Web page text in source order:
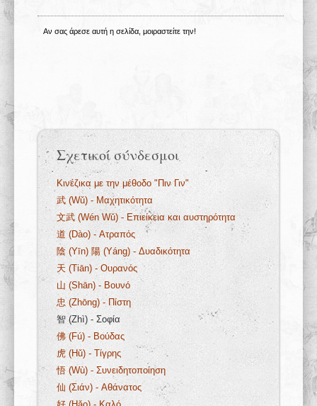
Αν σας άρεσε αυτή η σελίδα, μοιραστείτε την!
Σχετικοί σύνδεσμοι
Κινέζικα με την μέθοδο "Πιν Γιν"
武 (Wǔ) - Μαχητικότητα
文武 (Wén Wǔ) - Επιείκεια και αυστηρότητα
道 (Dào) - Ατραπός
陰 (Yīn) 陽 (Yáng) - Δυαδικότητα
天 (Tiān) - Ουρανός
山 (Shān) - Βουνό
忠 (Zhōng) - Πίστη
智 (Zhì) - Σοφία
佛 (Fú) - Βούδας
虎 (Hǔ) - Τίγρης
悟 (Wù) - Συνειδητοποίηση
仙 (Σιάν) - Αθάνατος